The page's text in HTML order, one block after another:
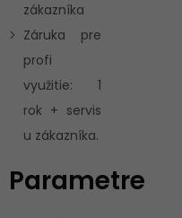
zákazníka
Záruka pre
profi
využitie: 1
rok + servis
u zákazníka.
Parametre